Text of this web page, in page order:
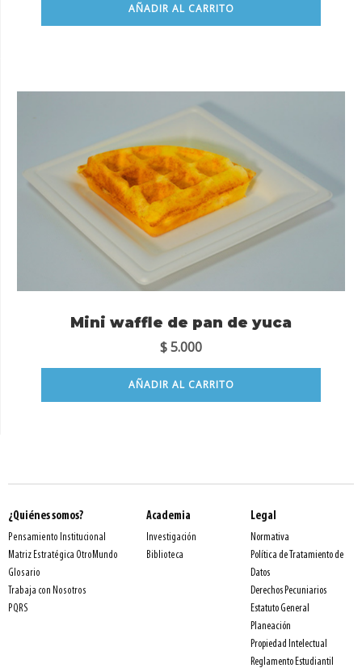
AÑADIR AL CARRITO
Mini waffle de pan de yuca
$5.000
AÑADIR AL CARRITO
¿Quiénes somos?
Pensamiento Institucional
Matriz Estratégica OtroMundo
Glosario
Trabaja con Nosotros
PQRS
Academia
Investigación
Biblioteca
Legal
Normativa
Política de Tratamiento de
Datos
Derechos Pecuniarios
Estatuto General
Planeación
Propiedad Intelectual
Reglamento Estudiantil